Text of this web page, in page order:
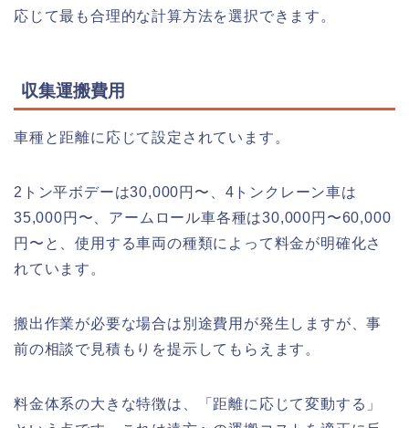
応じて最も合理的な計算方法を選択できます。
収集運搬費用
車種と距離に応じて設定されています。
2トン平ボデーは30,000円〜、4トンクレーン車は
35,000円〜、アームロール車各種は30,000円〜60,000
円〜と、使用する車両の種類によって料金が明確化さ
れています。
搬出作業が必要な場合は別途費用が発生しますが、事
前の相談で見積もりを提示してもらえます。
料金体系の大きな特徴は、「距離に応じて変動する」